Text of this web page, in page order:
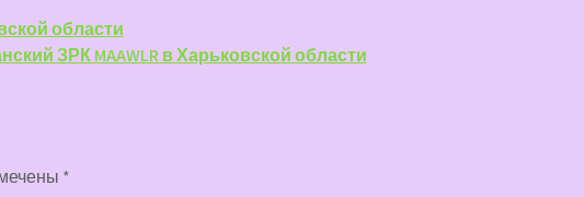
области
ЗРК MAAWLR в Харьковской области
*